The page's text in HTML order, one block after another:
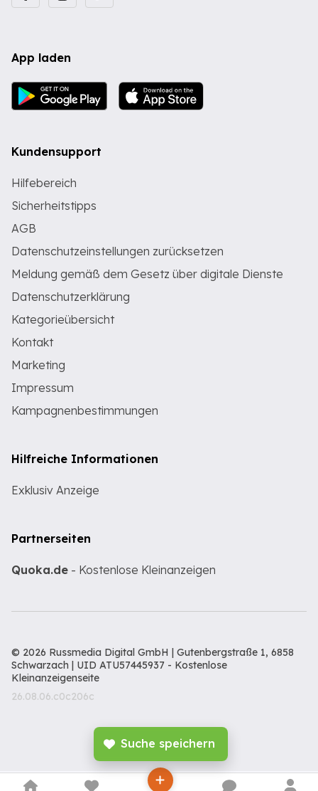
Suche speichern
App laden
Kundensupport
Hilfebereich
Sicherheitstipps
AGB
Datenschutzeinstellungen zurücksetzen
Meldung gemäß dem Gesetz über digitale Dienste
Datenschutzerklärung
Kategorieübersicht
Kontakt
Marketing
Impressum
Kampagnenbestimmungen
Hilfreiche Informationen
Exklusiv Anzeige
Partnerseiten
Quoka.de - Kostenlose Kleinanzeigen
© 2026 Russmedia Digital GmbH | Gutenbergstraße 1, 6858
Schwarzach | UID ATU57445937 - Kostenlose
Kleinanzeigenseite
26.08.06.c0c206c